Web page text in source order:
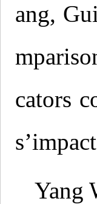
ang,
cators
Yang